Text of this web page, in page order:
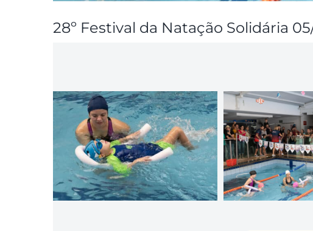
28º Festival da Natação Solidária